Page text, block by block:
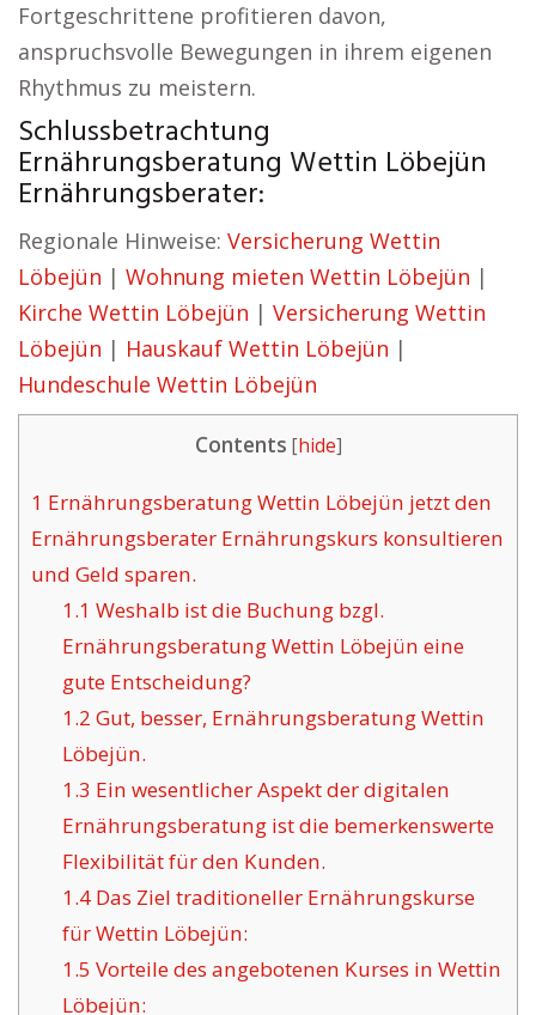
Fortgeschrittene profitieren davon,
anspruchsvolle Bewegungen in ihrem eigenen
Rhythmus zu meistern.
Schlussbetrachtung
Ernährungsberatung Wettin Löbejün
Ernährungsberater:
Regionale Hinweise: Versicherung Wettin
Löbejün | Wohnung mieten Wettin Löbejün |
Kirche Wettin Löbejün | Versicherung Wettin
Löbejün | Hauskauf Wettin Löbejün |
Hundeschule Wettin Löbejün
Contents [hide]
1 Ernährungsberatung Wettin Löbejün jetzt den
Ernährungsberater Ernährungskurs konsultieren
und Geld sparen.
1.1 Weshalb ist die Buchung bzgl.
Ernährungsberatung Wettin Löbejün eine
gute Entscheidung?
1.2 Gut, besser, Ernährungsberatung Wettin
Löbejün.
1.3 Ein wesentlicher Aspekt der digitalen
Ernährungsberatung ist die bemerkenswerte
Flexibilität für den Kunden.
1.4Das Ziel traditioneller Ernährungskurse
für Wettin Löbejün:
1.5 Vorteile des angebotenen Kurses in Wettin
Löbejün: